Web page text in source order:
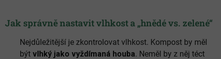
Jak správně nastavit vlhkost a „hnědé vs. zelené“
Nejdůležitější je zkontrolovat vlhkost. Kompost by měl
být vlhký jako vyždímaná houba. Neměl by z něj téct